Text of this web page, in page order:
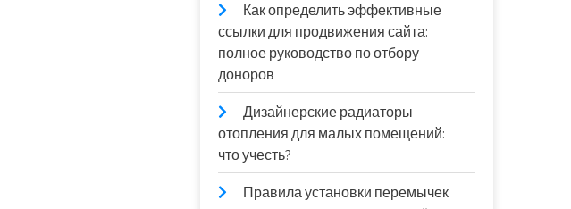
Как определить эффективные
ссылки для продвижения сайта:
полное руководство по отбору
доноров
Дизайнерские радиаторы
отопления для малых помещений:
что учесть?
Правила установки перемычек